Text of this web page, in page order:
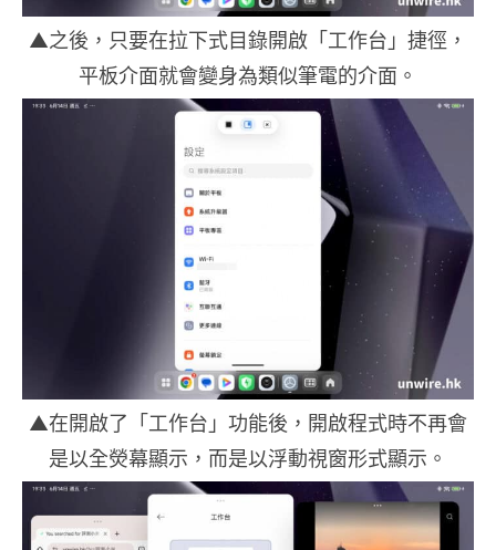
▲之後，只要在拉下式目錄開啟「工作台」捷徑，
平板介面就會變身為類似筆電的介面。
▲在開啟了「工作台」功能後，開啟程式時不再會
是以全熒幕顯示，而是以浮動視窗形式顯示。